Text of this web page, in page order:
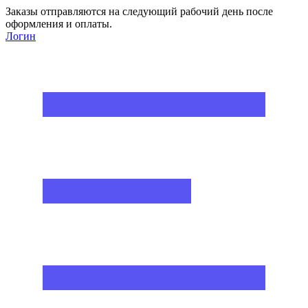
Заказы отправляются на следующий рабочий день после
оформления и оплаты.
Логин